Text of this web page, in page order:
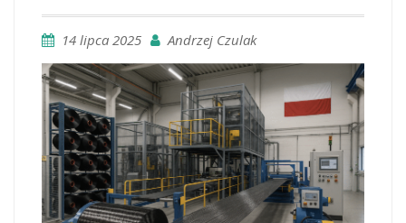
14 lipca 2025 Andrzej Czulak